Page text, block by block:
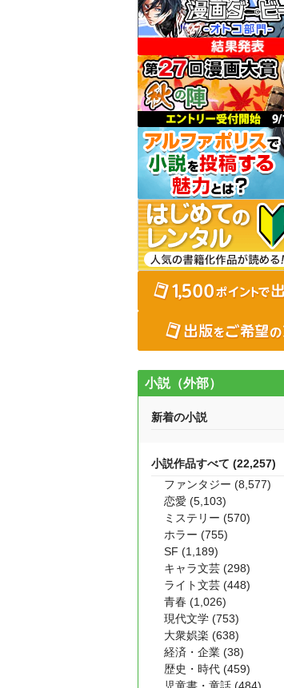
小説（外部）
新着の小説
小説作品すべて (22,257)
ファンタジー (8,577)
恋愛 (5,103)
ミステリー (570)
ホラー (755)
SF (1,189)
キャラ文芸 (298)
ライト文芸 (448)
青春 (1,026)
現代文学 (753)
大衆娯楽 (638)
経済・企業 (38)
歴史・時代 (459)